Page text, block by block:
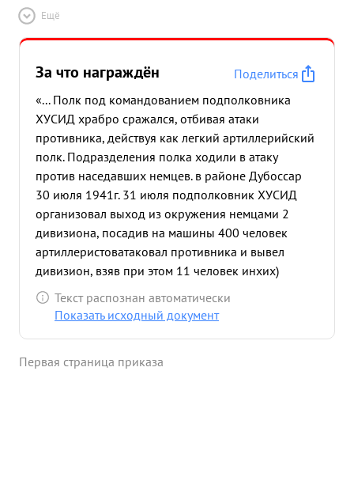
Ещё
За что награждён
Поделиться
«... Полк под командованием подполковника
ХУСИД храбро сражался, отбивая атаки
противника, действуя как легкий артиллерийский
полк. Подразделения полка ходили в атаку
против наседавших немцев. в районе Дубоссар
30 июля 1941г. 31 июля подполковник ХУСИД
организовал выход из окружения немцами 2
дивизиона, посадив на машины 400 человек
артиллеристоватаковал противника и вывел
дивизион, взяв при этом 11 человек инхих)
пленных и 3 миномета. Потерь материальной
части нет. ...»
Текст распознан автоматически
Показать исходный документ
Первая страница приказа